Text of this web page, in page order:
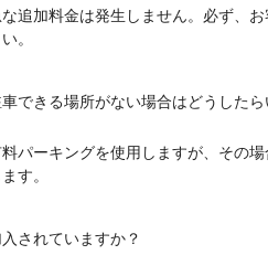
追加料金は発生しません。必ず、
。
できる場所がない場合はどうしたら
パーキングを使用しますが、その
す。
されていますか？